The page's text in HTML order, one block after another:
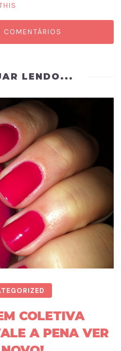
COMENTÁRIOS
LENDO...
COLETIVA
A PENA VER